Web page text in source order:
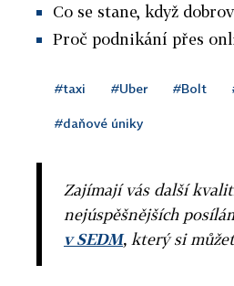
Co se stane, když
Proč podnikání přes
#taxi #Uber #Bolt
#daňové úniky
Zajímají vás další
nejúspěšnějších
v SEDM, který si